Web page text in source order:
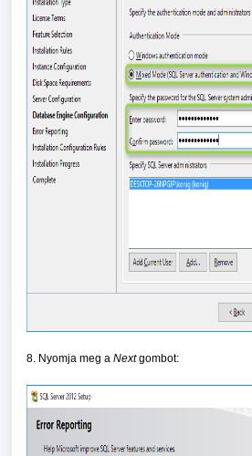
8. Nyomja meg a Nextgombot: